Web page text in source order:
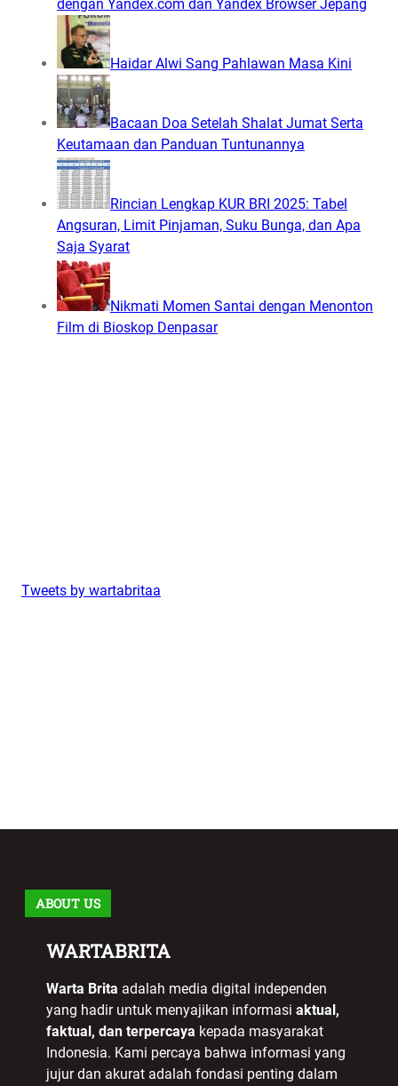
dengan Yandex.com dan Yandex Browser Jepang
Haidar Alwi Sang Pahlawan Masa Kini
Bacaan Doa Setelah Shalat Jumat Serta
Keutamaan dan Panduan Tuntunannya
Rincian Lengkap KUR BRI 2025: Tabel
Angsuran, Limit Pinjaman, Suku Bunga, dan Apa
Saja Syarat
Nikmati Momen Santai dengan Menonton
Film di Bioskop Denpasar
Tweets by wartabritaa
ABOUT US
WARTABRITA
Warta Brita adalah media digital independen
yang hadir untuk menyajikan informasi aktual,
faktual, dan terpercaya kepada masyarakat
Indonesia. Kami percaya bahwa informasi yang
jujur dan akurat adalah fondasi penting dalam